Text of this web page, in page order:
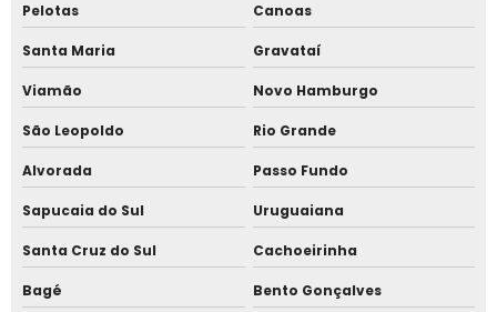
Software de ponto biométrico
Software de ponto eletrônico
Software de ponto online
Software de ponto web
Software para catraca de academia
Software para catraca de condomínio
Pelotas Canoas
Santa Maria Gravataí
Viamão Novo Hamburgo
São Leopoldo Rio Grande
Alvorada Passo Fundo
Sapucaia do Sul Uruguaiana
Santa Cruz do Sul Cachoeirinha
Bagé Bento Gonçalves